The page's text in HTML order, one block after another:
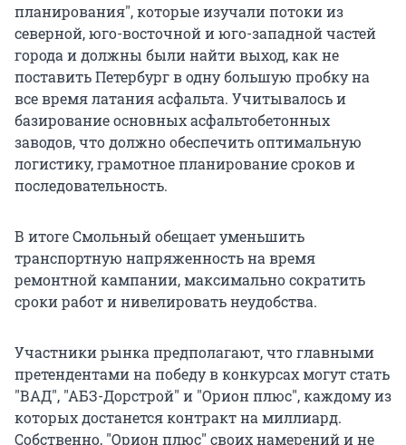
планирования", которые изучали потоки из
северной, юго-восточной и юго-западной частей
города и должны были найти выход, как не
поставить Петербург в одну большую пробку на
все время латания асфальта. Учитывалось и
базирование основных асфальтобетонных
заводов, что должно обеспечить оптимальную
логистику, грамотное планирование сроков и
последовательность.
В итоге Смольный обещает уменьшить
транспортную напряженность на время
ремонтной кампании, максимально сократить
сроки работ и нивелировать неудобства.
Участники рынка предполагают, что главными
претендентами на победу в конкурсах могут стать
"ВАД", "АБЗ-Дорстрой" и "Орион плюс", каждому из
которых достанется контракт на миллиард.
Собственно, "Орион плюс" своих намерений и не